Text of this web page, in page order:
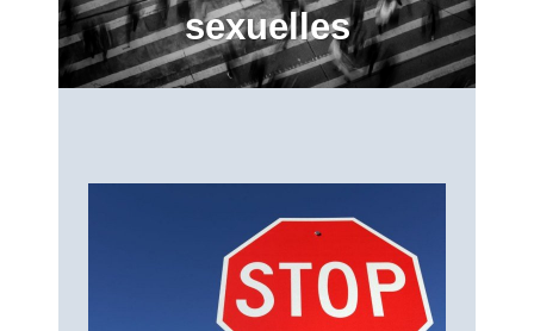
sexuelles